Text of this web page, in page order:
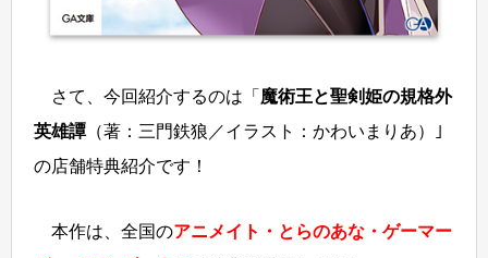
さて、今回紹介するのは「 魔術王と聖剣姫の規格外
英雄譚（著：三門鉄狼／イラスト：かわいまりあ）｣
の店舗特典紹介です！
本作は、全国のアニメイト・とらのあな・ゲーマー